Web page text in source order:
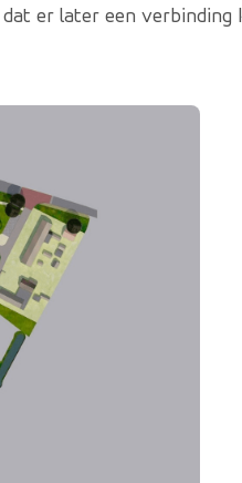
er later een verbinding